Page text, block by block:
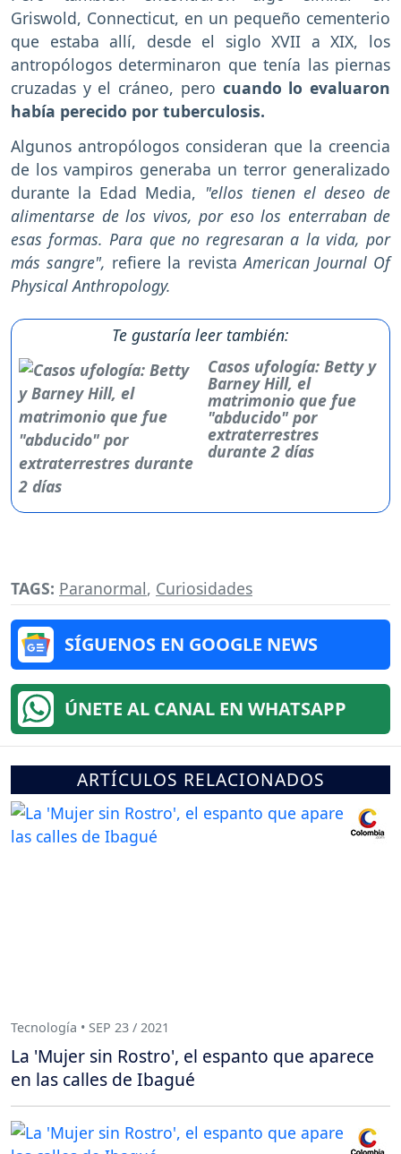
Griswold, Connecticut, en un pequeño cementerio
que estaba allí, desde el siglo XVII a XIX, los
antropólogos determinaron que tenía las piernas
cruzadas y el cráneo, pero cuando lo evaluaron
había perecido por tuberculosis.
Algunos antropólogos consideran que la creencia
de los vampiros generaba un terror generalizado
durante la Edad Media, "ellos tienen el deseo de
alimentarse de los vivos, por eso los enterraban de
esas formas. Para que no regresaran a la vida, por
más sangre", refiere la revista American Journal Of
Physical Anthropology.
Te gustaría leer también:
Casos ufología: Betty y
Barney Hill, el
matrimonio que fue
"abducido" por
extraterrestres
durante 2 días
TAGS: Paranormal, Curiosidades
SÍGUENOS EN GOOGLE NEWS
ÚNETE AL CANAL EN WHATSAPP
ARTÍCULOS RELACIONADOS
Tecnología • SEP 23 / 2021
La 'Mujer sin Rostro', el espanto que aparece
en las calles de Ibagué